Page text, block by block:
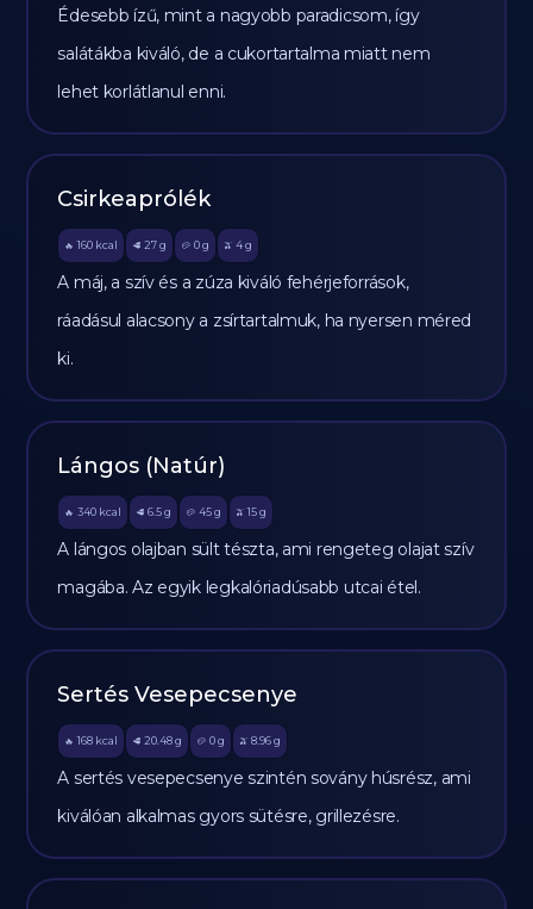
Édesebb ízű, mint a nagyobb paradicsom, így
salátákba kiváló, de a cukortartalma miatt nem
lehet korlátlanul enni.
Csirkeaprólék
🔥 160 kcal 🥩 27 g 🥔 0g 🫒 4 g
A máj, a szív és a zúza kiváló fehérjeforrások,
ráadásul alacsony a zsírtartalmuk, ha nyersen méred
ki.
Lángos (Natúr)
🔥 340 kcal 🥩 6.5 g 🥔 45g 🫒 15 g
A lángos olajban sült tészta, ami rengeteg olajat szív
magába. Az egyik legkalóriadúsabb utcai étel.
Sertés Vesepecsenye
🔥 168 kcal 🥩 20.48 g 🥔 0g 🫒 8.96 g
A sertés vesepecsenye szintén sovány húsrész, ami
kiválóan alkalmas gyors sütésre, grillezésre.